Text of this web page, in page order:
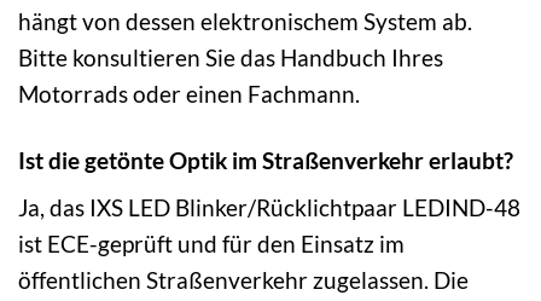
hängt von dessen elektronischem System ab.
Bitte konsultieren Sie das Handbuch Ihres
Motorrads oder einen Fachmann.
Ist die getönte Optik im Straßenverkehr erlaubt?
Ja, das IXS LED Blinker/Rücklichtpaar LEDIND-48
ist ECE-geprüft und für den Einsatz im
öffentlichen Straßenverkehr zugelassen. Die